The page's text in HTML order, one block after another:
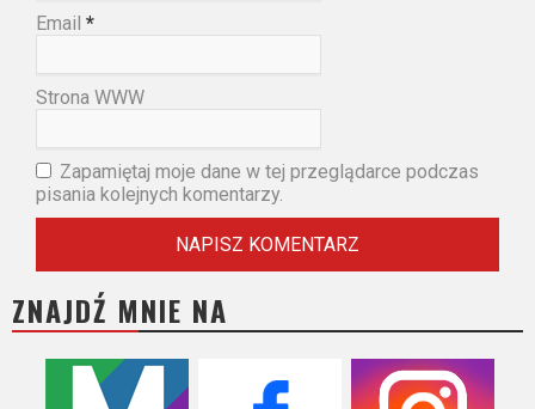
Email *
Strona WWW
Zapamiętaj moje dane w tej przeglądarce podczas
pisania kolejnych komentarzy.
ZNAJDŹ MNIE NA